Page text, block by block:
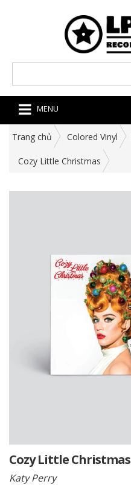
MENU
Trang chủ Colored Vinyl
Cozy Little Christmas
Cozy Little Christmas
Katy Perry